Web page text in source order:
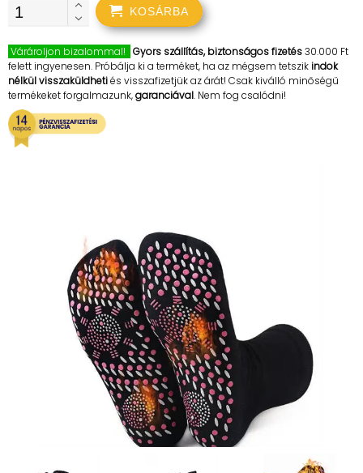
KOSÁRBA
Várároljon bizalommal! Gyors szállítás, biztonságos fizetés30.000 Ft
felett ingyenesen. Próbálja ki a terméket, ha az mégsem tetszikindok
nélkül visszaküldhetiés visszafizetjük az árát! Csak kiválló minőségű
termékeket forgalmazunk,garanciával. Nem fog csalódni!